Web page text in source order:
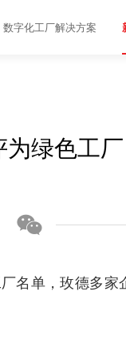
数字化工厂解决方案
绿色工厂

名单，玫德多家